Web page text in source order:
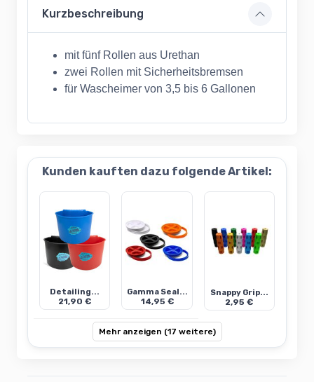
Kurzbeschreibung
mit fünf Rollen aus Urethan
zwei Rollen mit Sicherheitsbremsen
für Wascheimer von 3,5 bis 6 Gallonen
Kunden kauften dazu folgende Artikel:
Detailing...
21,90 €
Gamma Seal...
14,95 €
Snappy Grip...
2,95 €
Mehr anzeigen (17 weitere)